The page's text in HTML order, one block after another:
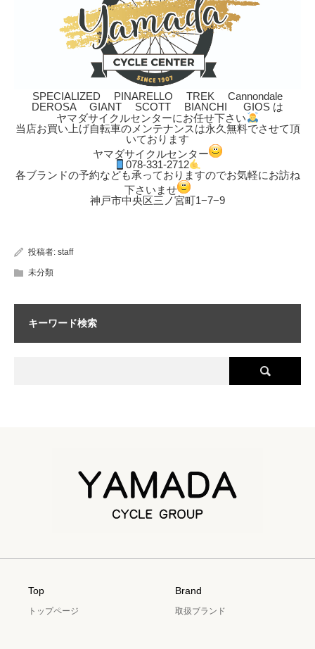
SPECIALIZED PINARELLO TREK Cannondale
DEROSA GIANT SCOTT BIANCHI GIOS は
ヤマダサイクルセンターにお任せ下さい
当店お買い上げ自転車のメンテナンスは永久無料でさせて頂
いております
ヤマダサイクルセンター
078-331-2712
各ブランドの予約なども承っておりますのでお気軽にお訪ね
下さいませ
神戸市中央区三ノ宮町1−7−9
投稿者: staff
未分類
キーワード検索
Top
トップページ
Brand
取扱ブランド